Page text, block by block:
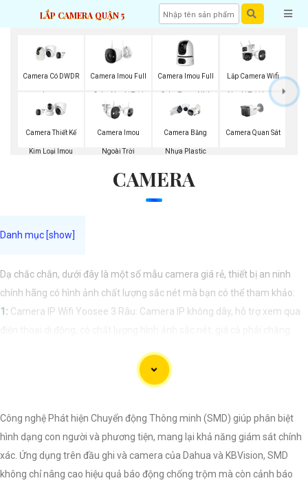
LẮP CAMERA QUẬN 5
Camera Có DWDR
Imou
Camera Imou Full
Color Ngoài Trời
Camera Imou Full
Color Trong Nhà
Lắp Camera Wifi
Ngoài Trời Imou
Camera Thiết Kế
Kim Loại Imou
Camera Imou
Ngoài Trời
Camera Bằng
Nhựa Plastic
Camera Quan Sát
CAMERA
Dạ chắc chắn, dưới đây là một số mẫu camera giá rẻ, thiết bị an ninh
chính hãng có hình ảnh chất lượng sắc nét mà bạn có thể tham khảo:
1: Camera IP Wifi Yoosee 3 Râu: Camera IP không dây, hỗ trợ xem qua
Full HD, hỗ trợ xoay 360 độ, phù hợp cho việc lắp đặt trong nhà hoặc
chất lượng 1MP, có khả năng quan sát ban đêm tốt, sắc nét.
🔖4: Camera Dahua HAC-HDBW1200RP-Z: Camera dome chất lượng
2MP, hỗ trợ các tính năng như chống ngược sáng, chống nước.
Nhớ kiểm tra kỹ thông số kỹ thuật cũng như nguồn gốc xuất xứ của sản
Công nghệ Phát hiện Chuyển động Thông minh (SMD) giúp phân biệt
hình dạng con người và phương tiện, mang lại khả năng giám sát chính
xác. Ứng dụng trên đầu ghi và camera của Dahua và KBVision, SMD
không chỉ nâng cao hiệu quả báo động chống trộm mà còn cảnh báo